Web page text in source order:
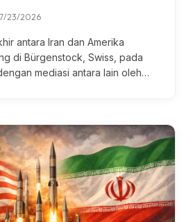
23/2026
antara Iran dan Amerika
di Bürgenstock, Swiss, pada
mediasi antara lain oleh…